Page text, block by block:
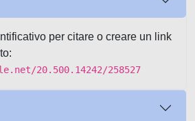
per citare o creare un link
20.500.14242/258527